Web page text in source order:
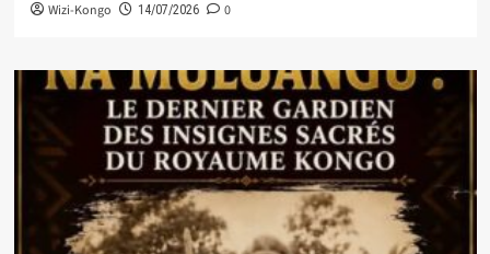
Wizi-Kongo 14/07/2026 0